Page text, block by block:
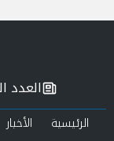
العدد
الرئيسية الأخبار